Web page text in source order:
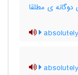
ی مطلقا